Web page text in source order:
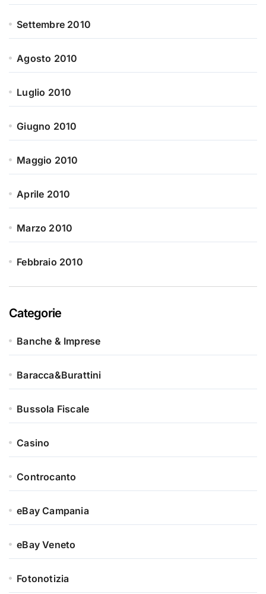
Settembre 2010
Agosto 2010
Luglio 2010
Giugno 2010
Maggio 2010
Aprile 2010
Marzo 2010
Febbraio 2010
Categorie
Banche & Imprese
Baracca&Burattini
Bussola Fiscale
Casino
Controcanto
eBay Campania
eBay Veneto
Fotonotizia